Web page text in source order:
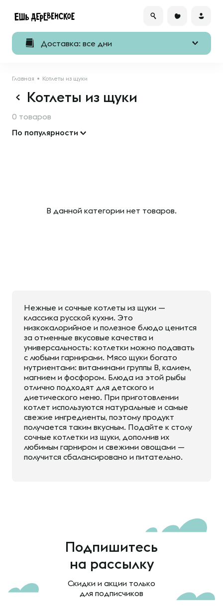
Доставка: все дни
Главная Котлеты из щуки
Котлеты из щуки
0 товаров
По популярности
В данной категории нет товаров.
Нежные и сочные котлеты из щуки —
классика русской кухни. Это
низкокалорийное и полезное блюдо ценится
за отменные вкусовые качества и
универсальность: котлетки можно подавать
с любыми гарнирами. Мясо щуки богато
нутриентами: витаминами группы В, калием,
магнием и фосфором. Блюда из этой рыбы
отлично подходят для детского и
диетического меню. При приготовлении
котлет используются натуральные и самые
свежие ингредиенты, поэтому продукт
получается таким вкусным. Подайте к столу
сочные котлетки из щуки, дополнив их
любимым гарниром и свежими овощами —
получится сбалансировано и питательно.
Подпишитесь
на рассылку
Скидки и акции только
для подписчиков